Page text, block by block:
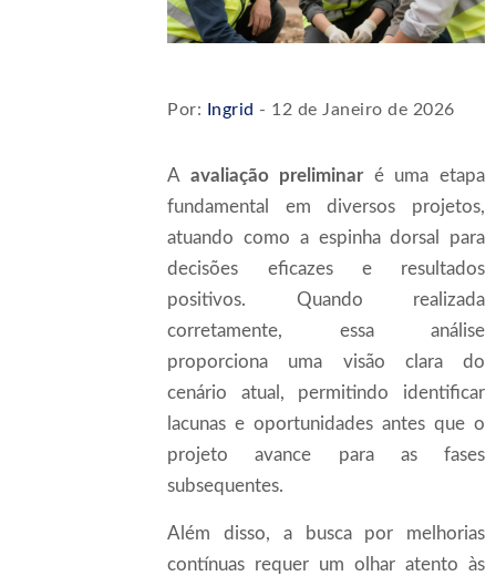
Por: Ingrid - 12 de Janeiro de 2026
A avaliação preliminaré uma etapa
fundamental em diversos projetos,
atuando como a espinha dorsal para
decisões eficazes e resultados
positivos. Quando realizada
corretamente, essa análise
proporciona uma visão clara do
cenário atual, permitindo identificar
lacunas e oportunidades antes que o
projeto avance para as fases
subsequentes.
Além disso, a busca por melhorias
contínuas requer um olhar atento às